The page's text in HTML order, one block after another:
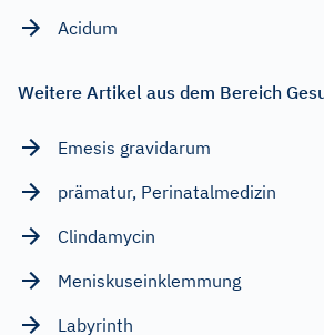
Acidum
Weitere Artikel aus dem Bereich
Emesis gravidarum
prämatur, Perinatalmedizin
Clindamycin
Meniskuseinklemmung
Labyrinth